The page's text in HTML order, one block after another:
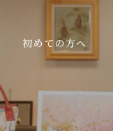
初めての方へ